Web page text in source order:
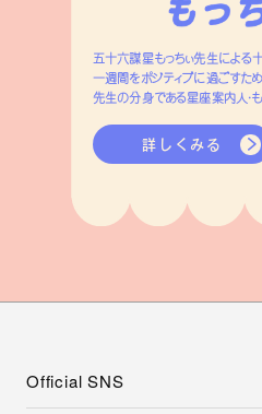
五十六謀星もっちぃ先生による
一週間をポジティブに過ごすため
先生の分身である星座案内人・も
詳しくみる
Official SNS